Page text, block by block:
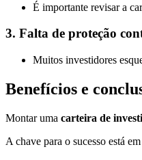
É importante revisar a
3. Falta de proteção
Muitos investidores
Benefícios e
Montar uma carteira de
A chave para o sucesso está em